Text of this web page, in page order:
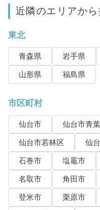
近隣のエリアから
東北
青森県 岩手県
山形県
福島県
市区町村
仙台市 仙台市青
仙台市若林区
仙
石巻市
塩竈市
名取市
角田市
登米市
栗原市